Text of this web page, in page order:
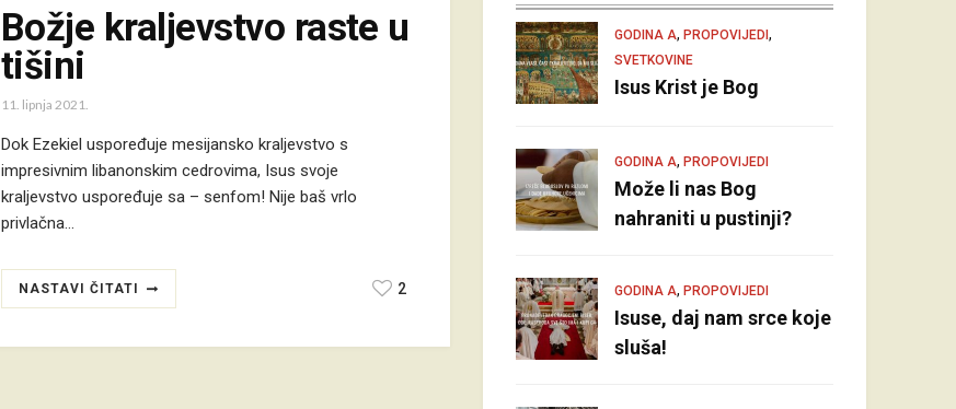
Božje kraljevstvo raste u
tišini
11. lipnja 2021.
Dok Ezekiel uspoređuje mesijansko kraljevstvo s
impresivnim libanonskim cedrovima, Isus svoje
kraljevstvo uspoređuje sa – senfom! Nije baš vrlo
privlačna…
NASTAVI ČITATI 2
GODINA A, PROPOVIJEDI ,
SVETKOVINE
Isus Krist je Bog
GODINA A, PROPOVIJEDI
Može li nas Bog
nahraniti u pustinji?
GODINA A, PROPOVIJEDI
Isuse, daj nam srce koje
sluša!